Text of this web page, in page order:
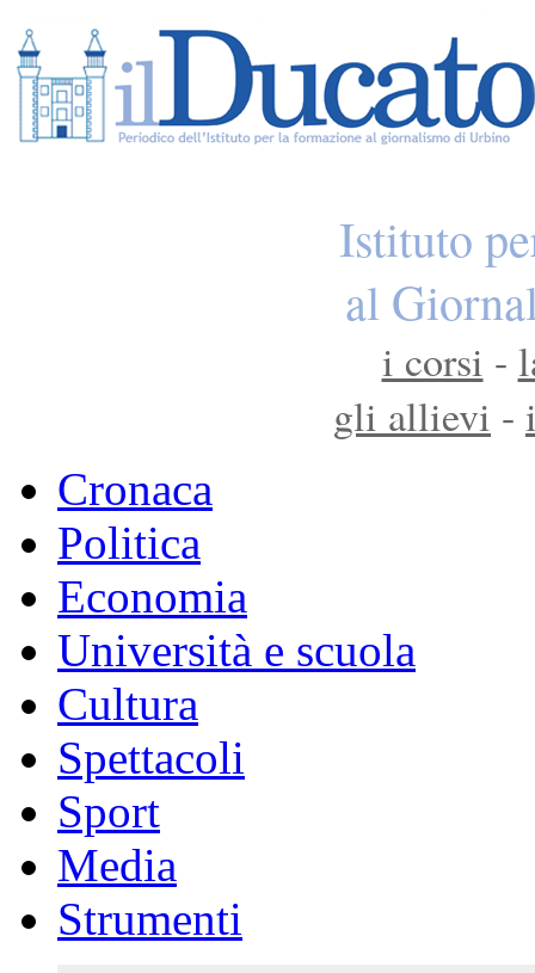
Istituto
al
i corsi -
gli allievi -
Cronaca
Politica
Economia
Università e scuola
Cultura
Spettacoli
Sport
Media
Strumenti